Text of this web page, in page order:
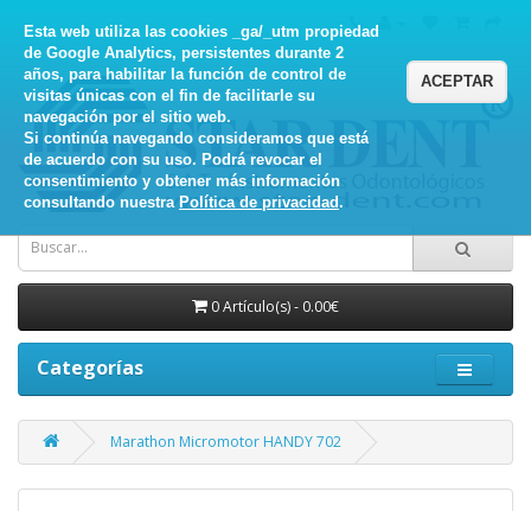
Esta web utiliza las cookies _ga/_utm propiedad
de Google Analytics, persistentes durante 2
años, para habilitar la función de control de
visitas únicas con el fin de facilitarle su
navegación por el sitio web.
Si continúa navegando consideramos que está
de acuerdo con su uso. Podrá revocar el
consentimiento y obtener más información
consultando nuestra Política de privacidad.
ACEPTAR
0 Artículo(s) - 0.00€
Categorías
Marathon Micromotor HANDY 702